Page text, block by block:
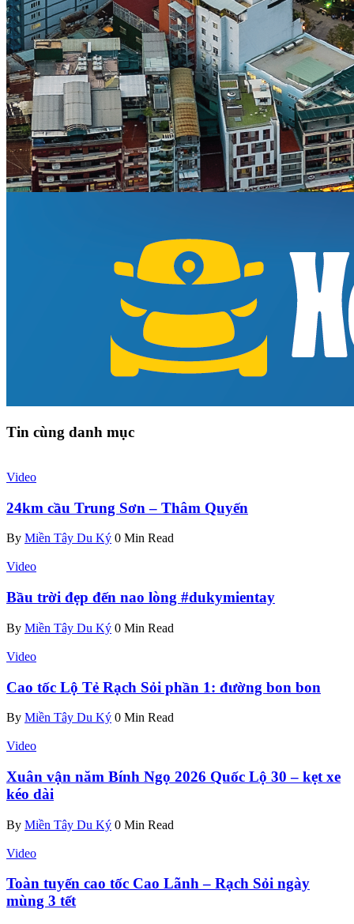
Tin cùng danh mục
Video
24km cầu Trung Sơn – Thâm Quyến
By Miền Tây Du Ký 0 Min Read
Video
Bầu trời đẹp đến nao lòng #dukymientay
By Miền Tây Du Ký 0 Min Read
Video
Cao tốc Lộ Tẻ Rạch Sỏi phần 1: đường bon bon
By Miền Tây Du Ký 0 Min Read
Video
Xuân vận năm Bính Ngọ 2026 Quốc Lộ 30 – kẹt xe
kéo dài
By Miền Tây Du Ký 0 Min Read
Video
Toàn tuyến cao tốc Cao Lãnh – Rạch Sỏi ngày
mùng 3 tết